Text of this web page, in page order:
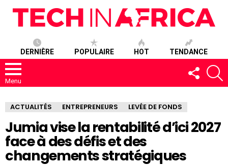
DERNIÈRE POPULAIRE HOT TENDANCE
Menu
SUIVEZ-
NOUS
ACTUALITÉS ENTREPRENEURS LEVÉE DE FONDS
Jumia vise la rentabilité d’ici 2027
face à des défis et des
changements stratégiques